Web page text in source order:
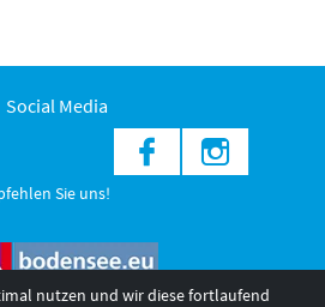
Social Media
Sie uns!
nutzen und wir diese fortlaufend